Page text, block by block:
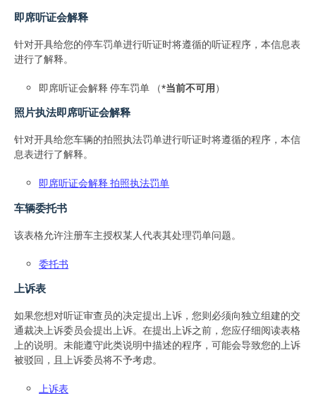
即席听证会解释
针对开具给您的停车罚单进行听证时将遵循的听证程序，本信息表
进行了解释。
即席听证会解释 停车罚单 （*当前不可用）
照片执法即席听证会解释
针对开具给您车辆的拍照执法罚单进行听证时将遵循的程序，本信
息表进行了解释。
即席听证会解释 拍照执法罚单
车辆委托书
该表格允许注册车主授权某人代表其处理罚单问题。
委托书
上诉表
如果您想对听证审查员的决定提出上诉，您则必须向独立组建的交
通裁决上诉委员会提出上诉。在提出上诉之前，您应仔细阅读表格
上的说明。未能遵守此类说明中描述的程序，可能会导致您的上诉
被驳回，且上诉委员将不予考虑。
上诉表